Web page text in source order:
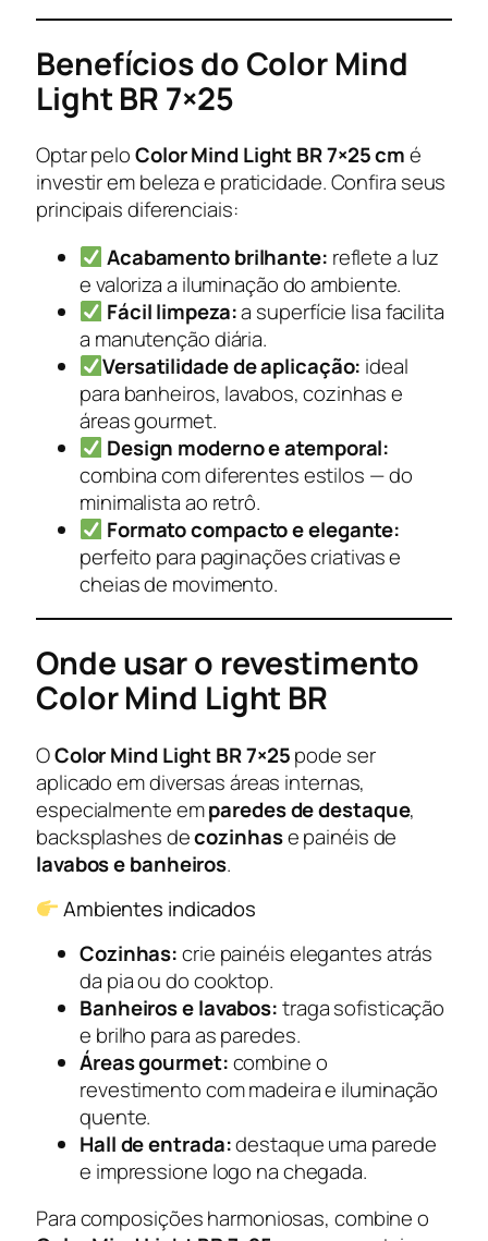
Benefícios do Color Mind
Light BR 7×25
Optar peloColor Mind Light BR 7×25 cmé
investir em beleza e praticidade. Confira seus
principais diferenciais:
Acabamento brilhante: reflete a luz
e valoriza a iluminação do ambiente.
Fácil limpeza:a superfície lisa facilita
a manutenção diária.
Versatilidade de aplicação: ideal
para banheiros, lavabos, cozinhas e
áreas gourmet.
Design moderno e atemporal:
combina com diferentes estilos — do
minimalista ao retrô.
Formato compacto e elegante:
perfeito para paginações criativas e
cheias de movimento.
Onde usar o revestimento
Color Mind Light BR
OColor Mind Light BR 7×25pode ser
aplicado em diversas áreas internas,
especialmente emparedes de destaque,
backsplashes decozinhase painéis de
lavabos e banheiros.
Ambientes indicados
Cozinhas:crie painéis elegantes atrás
da pia ou do cooktop.
Banheiros e lavabos:traga sofisticação
e brilho para as paredes.
Áreas gourmet:combine o
revestimento com madeira e iluminação
quente.
Hall de entrada:destaque uma parede
e impressione logo na chegada.
Para composições harmoniosas, combine o